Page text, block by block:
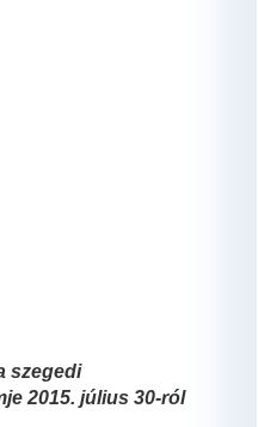
szegedi
2015. július 30-ról